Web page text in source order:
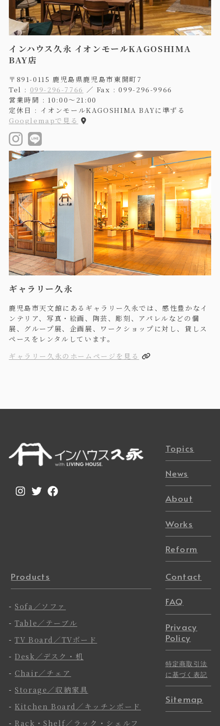
インハウス久永 イオンモールKAGOSHIMA
BAY店
〒891-0115 鹿児島県鹿児島市東開町7
Tel : 099-296-7766 ／ Fax : 099-296-9966
営業時間 : 10:00〜21:00
定休日 : イオンモールKAGOSHIMA BAYに準ずる
Googlemapで見る
ギャラリー久永
鹿児島市天文館にあるギャラリー久永では、感性豊かなイ
ンテリア、写真・絵画、陶芸、彫刻、アパレルなどの個
展、グループ展、企画展、ワークショップに対し、貸しス
ペースをレンタルしています。
ギャラリー久永のホームページを見る
Instagram
TwitterFacebook
Topics
News
About
Works
Reform
Products
-Sofa／ソファ
-Table／テーブル
-TV Board／TVボード
-Desk／デスク・机
- Chair／チェア
-Storage／収納家具
-Kitchen Board／キッチンボード
-Rack・Shelf／ラック・シェルフ
Contact
FAQ
Privacy
Policy
特定商取引法
に基づく表記
Sitemap